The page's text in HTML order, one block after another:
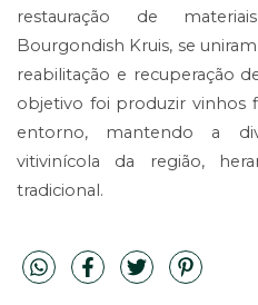
restauração de
Bourgondish Kruis, se
reabilitação e recuperação
objetivo foi produzir vinhos
entorno, mantendo a
vitivinícola da região,
tradicional.